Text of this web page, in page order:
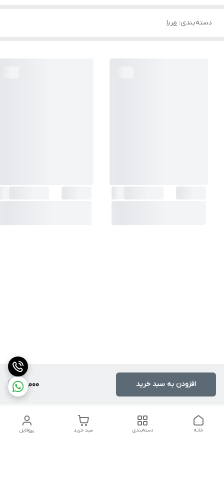
910,000 افزودن به سبد خرید
دسته‌بندی: مربا
پروفایل سبد خرید دسته‌بندی خانه